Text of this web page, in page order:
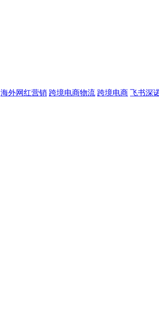
海外网红营销 跨境电商物流 跨境电商 飞书深